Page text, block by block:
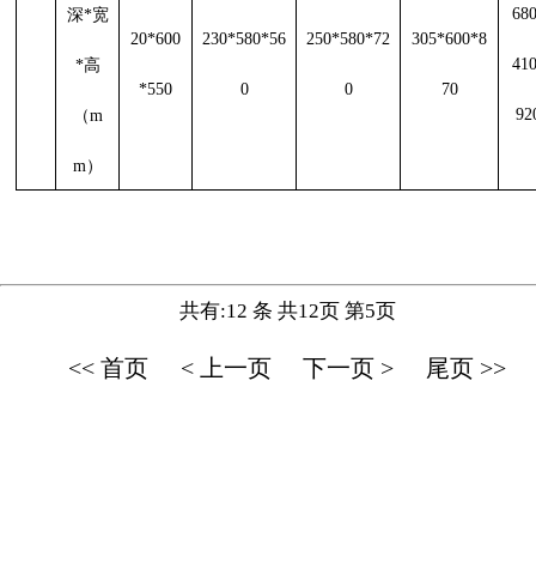
深*宽
*高
（m
m）
20*600
*550
230*580*56
0
250*580*72
0
305*600*8
70
共有:12 条 共12页 第5页
<< 首页 < 上一页 下一页 > 尾页 >>